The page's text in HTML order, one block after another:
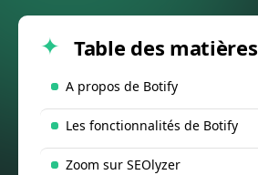
Table des matières
A propos de Botify
Les fonctionnalités de Botify
Zoom sur SEOlyzer